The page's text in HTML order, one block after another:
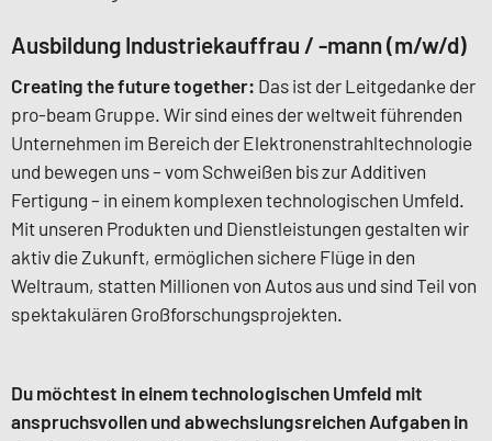
Ausbildung Industriekauffrau / -mann (m/w/d)
Creating the future together: Das ist der Leitgedanke der
pro-beam Gruppe. Wir sind eines der weltweit führenden
Unternehmen im Bereich der Elektronenstrahltechnologie
und bewegen uns – vom Schweißen bis zur Additiven
Fertigung – in einem komplexen technologischen Umfeld.
Mit unseren Produkten und Dienstleistungen gestalten wir
aktiv die Zukunft, ermöglichen sichere Flüge in den
Weltraum, statten Millionen von Autos aus und sind Teil von
spektakulären Großforschungsprojekten.
Du möchtest in einem technologischen Umfeld mit
anspruchsvollen und abwechslungsreichen Aufgaben in